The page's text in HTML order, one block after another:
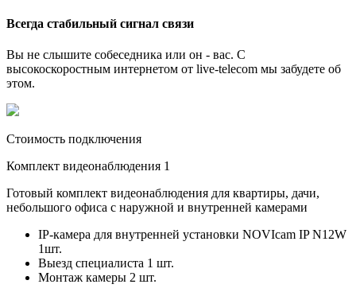
Всегда стабильный сигнал связи
Вы не слышите собеседника или он - вас. С
высокоскоростным интернетом от live-telecom мы забудете об
этом.
Стоимость подключения
Комплект видеонаблюдения 1
Готовый комплект видеонаблюдения для квартиры, дачи,
небольшого офиса с наружной и внутренней камерами
IP-камера для внутренней установки NOVIcam IP N12W
1шт.
Выезд специалиста 1 шт.
Монтаж камеры 2 шт.